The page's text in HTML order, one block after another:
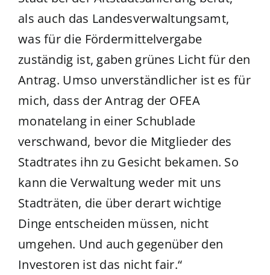
als auch das Landesverwaltungsamt,
was für die Fördermittelvergabe
zuständig ist, gaben grünes Licht für den
Antrag. Umso unverständlicher ist es für
mich, dass der Antrag der OFEA
monatelang in einer Schublade
verschwand, bevor die Mitglieder des
Stadtrates ihn zu Gesicht bekamen. So
kann die Verwaltung weder mit uns
Stadträten, die über derart wichtige
Dinge entscheiden müssen, nicht
umgehen. Und auch gegenüber den
Investoren ist das nicht fair.“